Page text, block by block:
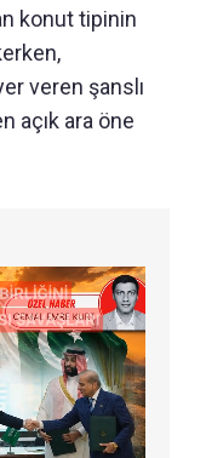
konut tipinin
veren şanslı
açık ara öne